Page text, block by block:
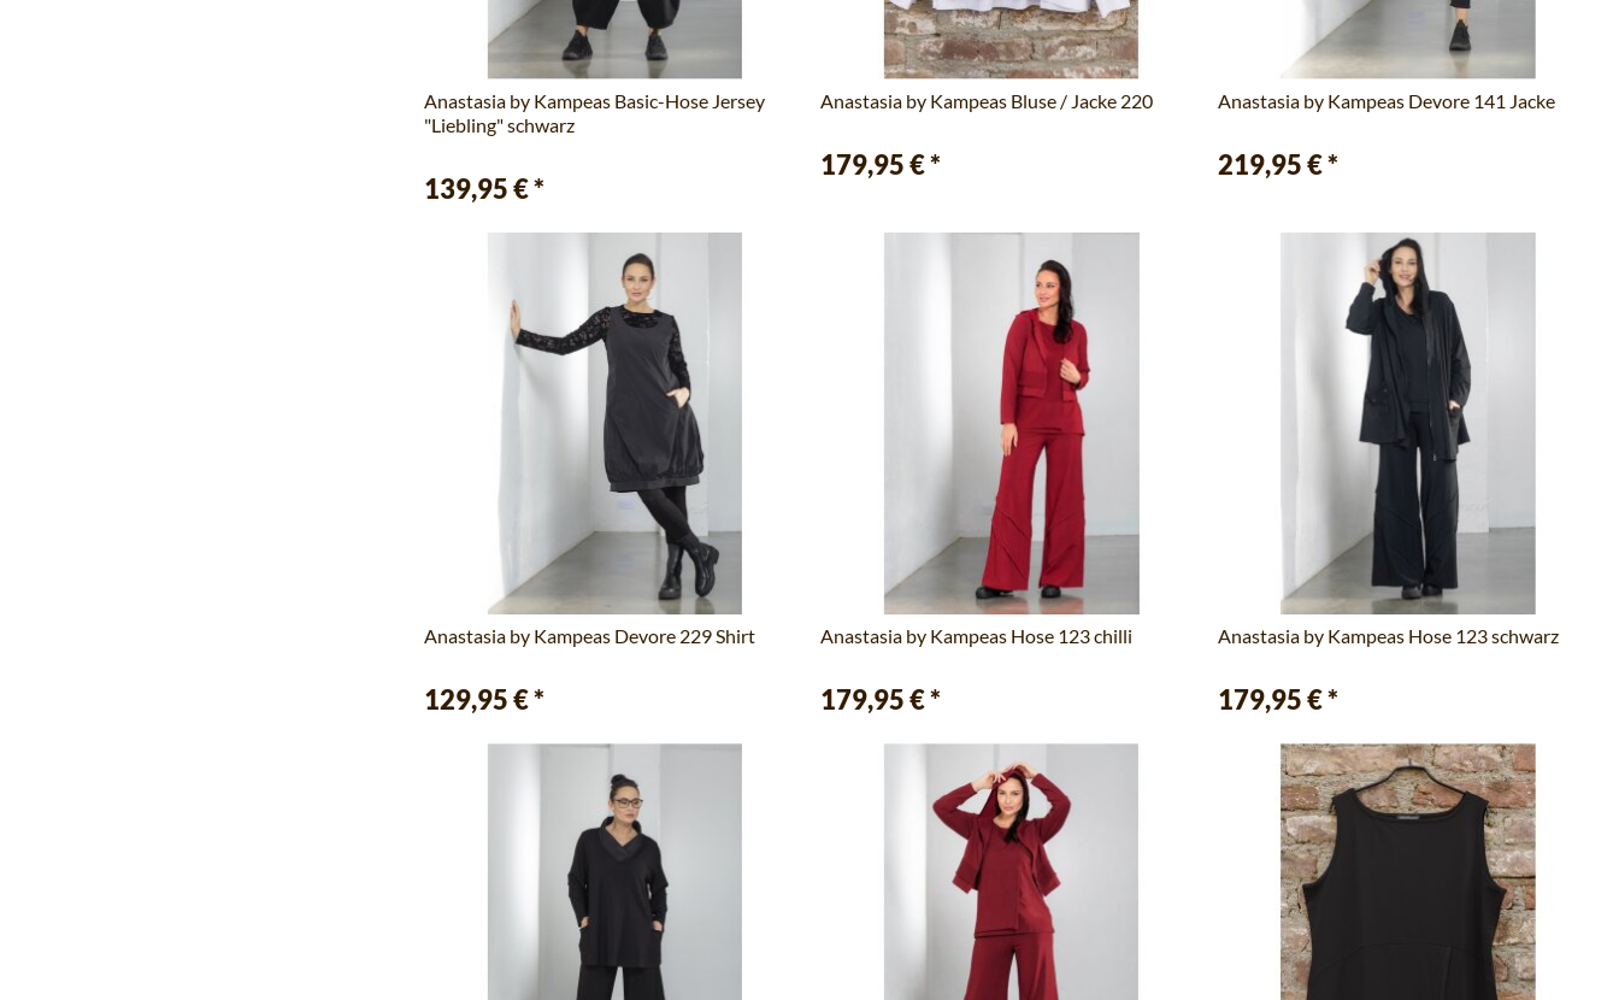
Anastasia by Kampeas Basic-Hose Jersey
"Liebling" schwarz
139,95 €*
Anastasia by Kampeas Bluse / Jacke 220
179,95 €*
Anastasia by Kampeas Devore 141 Jacke
219,95 €*
Anastasia by Kampeas Devore 229 Shirt
129,95 €*
Anastasia by Kampeas Hose 123 chilli
179,95 €*
Anastasia by Kampeas Hose 123 schwarz
179,95 €*